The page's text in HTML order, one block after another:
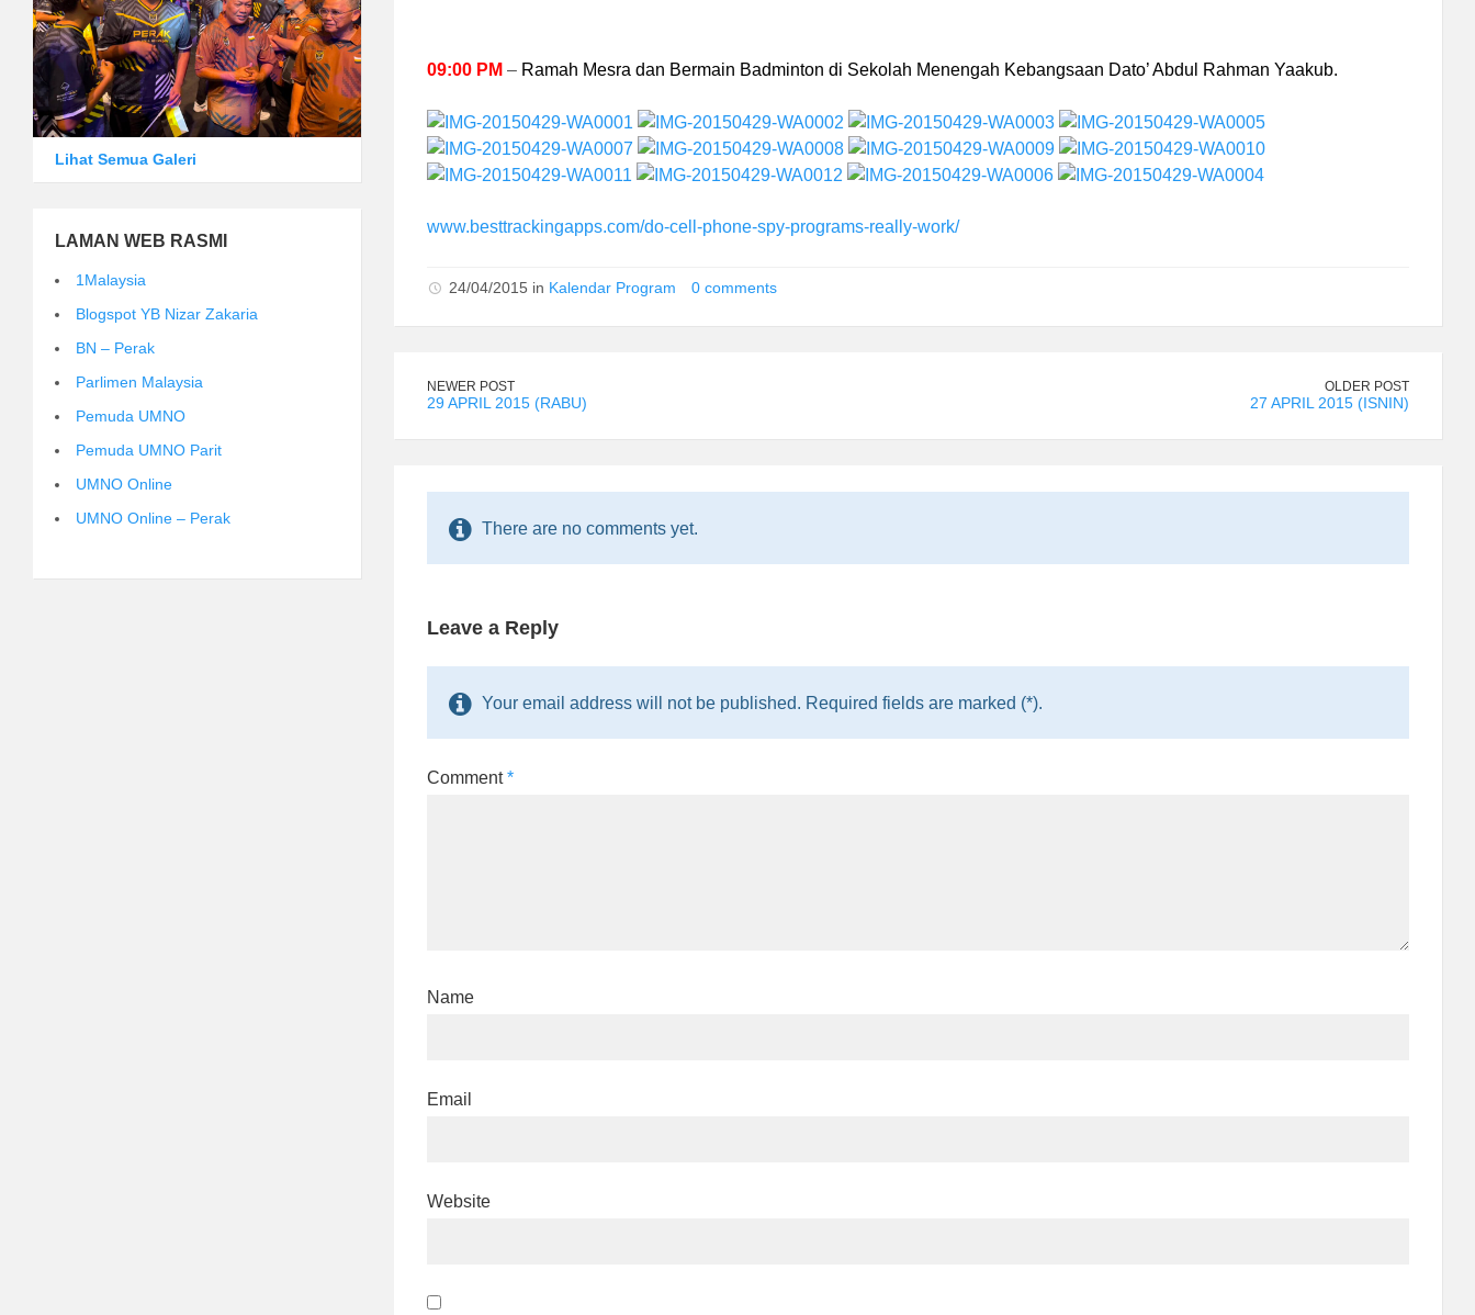
09:00 PM – Ramah Mesra dan Bermain Badminton di Sekolah Menengah Kebangsaan Dato’ Abdul Rahman Yaakub.
www.besttrackingapps.com/do-cell-phone-spy-programs-really-work/
24/04/2015 in Kalendar Program 0 comments
NEWER POST
29 APRIL 2015 (RABU)
OLDER POST
27 APRIL 2015 (ISNIN)
There are no comments yet.
Leave a Reply
Your email address will not be published. Required fields are marked (*).
Comment*
Name
Email
Website
Lihat Semua Galeri
LAMAN WEB RASMI
1Malaysia
Blogspot YB Nizar Zakaria
BN – Perak
Parlimen Malaysia
Pemuda UMNO
Pemuda UMNO Parit
UMNO Online
UMNO Online – Perak